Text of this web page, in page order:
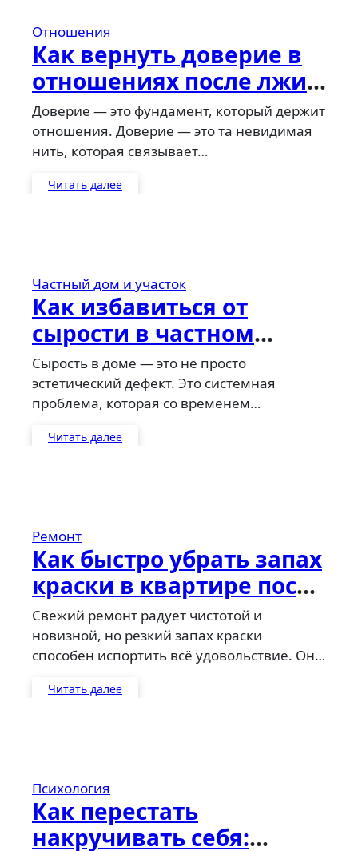
Отношения
Как вернуть доверие в
отношениях после лжи
и измены: советы
психологов
Доверие — это фундамент, который держит
отношения. Доверие — это та невидимая
нить, которая связывает…
Читать далее
Частный дом и участок
Как избавиться от
сырости в частном
доме, подвале, погребе
и ванной: полное
руководство
Сырость в доме — это не просто
эстетический дефект. Это системная
проблема, которая со временем…
Читать далее
Ремонт
Как быстро убрать запах
краски в квартире после
ремонта
Свежий ремонт радует чистотой и
новизной, но резкий запах краски
способен испортить всё удовольствие. Он…
Читать далее
Психология
Как перестать
накручивать себя: